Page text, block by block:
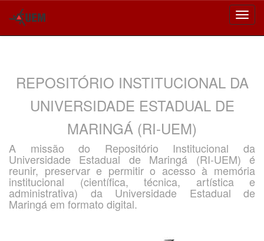
REPOSITÓRIO INSTITUCIONAL DA
UNIVERSIDADE ESTADUAL DE
MARINGÁ (RI-UEM)
A missão do Repositório Institucional da
Universidade Estadual de Maringá (RI-UEM) é
reunir, preservar e permitir o acesso à memória
institucional (científica, técnica, artística e
administrativa) da Universidade Estadual de
Maringá em formato digital.